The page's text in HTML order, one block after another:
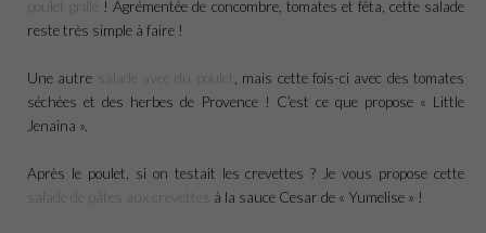
poulet grillé
! Agrémentée de concombre, tomates et fêta, cette salade
reste très simple à faire !
Une autre salade avec du poulet
, mais cette fois-ci avec des tomates
séchées et des herbes de Provence ! C’est ce que propose « Little
Jenaina ».
Après le poulet, si on testait les crevettes ? Je vous propose cette
salade de pâtes aux crevettes à la sauce Cesar de « Yumelise » !